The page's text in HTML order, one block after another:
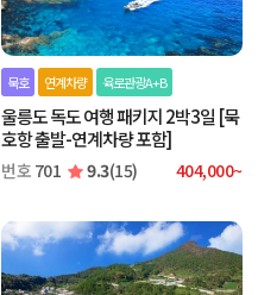
묵호 연계차량 육로관광A+B
울릉도 독도 여행 패키지 2박3일 [묵
호항 출발-연계차량 포함]
번호 701 9.3(15) 404,000~